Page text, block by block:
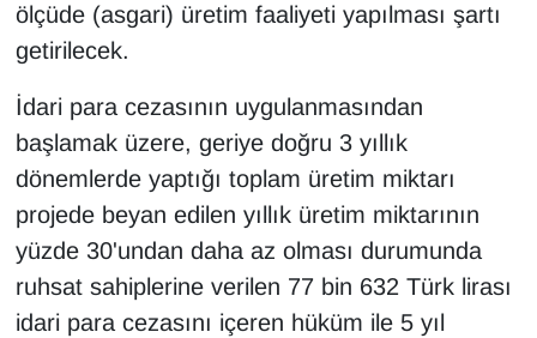
ölçüde (asgari) üretim faaliyeti yapılması şartı
getirilecek.
İdari para cezasının uygulanmasından
başlamak üzere, geriye doğru 3 yıllık
dönemlerde yaptığı toplam üretim miktarı
projede beyan edilen yıllık üretim miktarının
yüzde 30'undan daha az olması durumunda
ruhsat sahiplerine verilen 77 bin 632 Türk lirası
idari para cezasını içeren hüküm ile 5 yıl